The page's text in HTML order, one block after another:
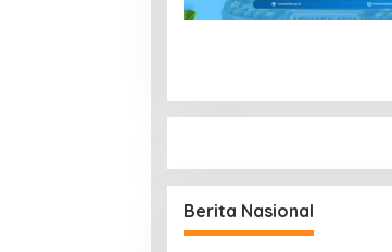
Berita Nasional